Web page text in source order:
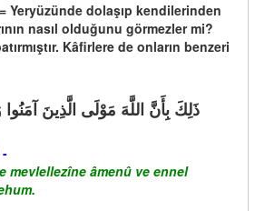
Yeryüzünde dolaşıp kendilerinden
nasıl olduğunu görmezler mi?
Kâfirlere de onların benzeri
mevlellezîne âmenû ve ennel